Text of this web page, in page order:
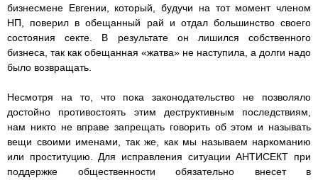
бизнесмене Евгении, который, будучи на тот момент членом
НП, поверил в обещанный рай и отдал большинство своего
состояния секте. В результате он лишился собственного
бизнеса, так как обещанная «жатва» не наступила, а долги надо
было возвращать.
Несмотря на то, что пока законодательство не позволяло
достойно противостоять этим деструктивным последствиям,
нам никто не вправе запрещать говорить об этом и называть
вещи своими именами, так же, как мы называем наркоманию
или проституцию. Для исправления ситуации АНТИСЕКТ при
поддержке общественности обязательно внесет в